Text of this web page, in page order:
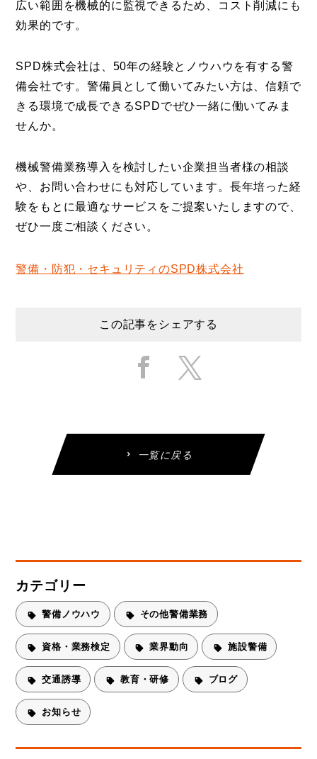
広い範囲を機械的に監視できるため、コスト削減にも
効果的です。
SPD株式会社は、50年の経験とノウハウを有する警
備会社です。警備員として働いてみたい方は、信頼で
きる環境で成長できるSPDでぜひ一緒に働いてみま
せんか。
機械警備業務導入を検討したい企業担当者様の相談
や、お問い合わせにも対応しています。長年培った経
験をもとに最適なサービスをご提案いたしますので、
ぜひ一度ご相談ください。
警備・防犯・セキュリティのSPD株式会社
この記事をシェアする
一覧に戻る
カテゴリー
警備ノウハウ その他警備業務
資格・業務検定 業界動向 施設警備
交通誘導 教育・研修 ブログ
お知らせ